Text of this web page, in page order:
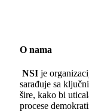
O nama
NSI je
sarađuje sa
šire, kako bi
procese